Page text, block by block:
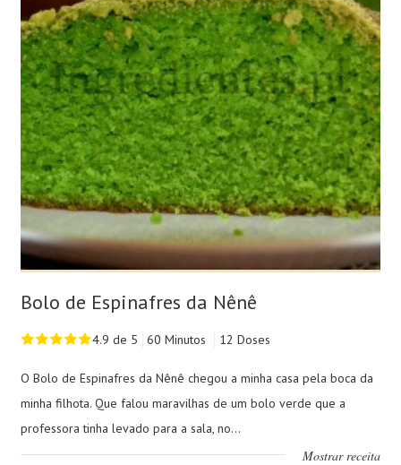
Bolo de Espinafres da Nênê
4.9 de 5 60 Minutos 12 Doses
O Bolo de Espinafres da Nênê chegou a minha casa pela boca da
minha filhota. Que falou maravilhas de um bolo verde que a
professora tinha levado para a sala, no...
Mostrar receita